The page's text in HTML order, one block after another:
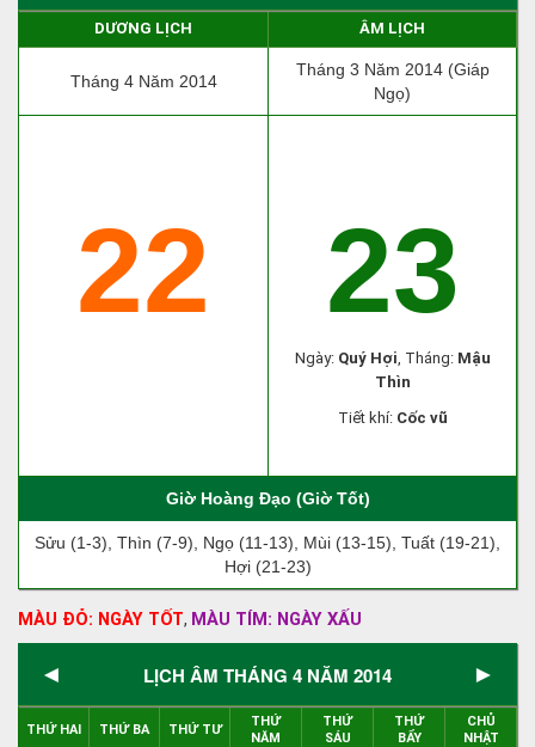
DƯƠNG LỊCH ÂM LỊCH
Tháng 4 Năm 2014
Tháng 3 Năm 2014 (Giáp
Ngọ)
22 23
Ngày: Quý Hợi, Tháng: Mậu
Thìn
Tiết khí: Cốc vũ
Giờ Hoàng Đạo (Giờ Tốt)
Sửu (1-3), Thìn (7-9), Ngọ (11-13), Mùi (13-15), Tuất (19-21),
Hợi (21-23)
MÀU ĐỎ: NGÀY TỐT, MÀU TÍM: NGÀY XẤU
◄ LỊCH ÂM THÁNG 4 NĂM 2014 ►
THỨ HAI THỨ BA THỨ TƯ
THỨ
NĂM
THỨ
SÁU
THỨ
BẨY
CHỦ
NHẬT